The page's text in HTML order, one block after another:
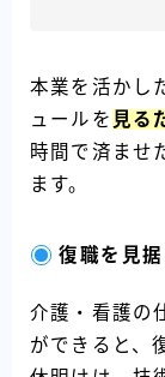
本業を活かし
ュールを 見る
時間で済ませ
ます。
復職を見
介護・看護の
ができると、